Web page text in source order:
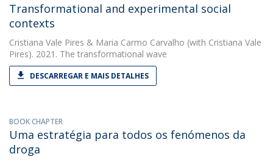
Transformational and experimental social
contexts
Cristiana Vale Pires & Maria Carmo Carvalho (with Cristiana Vale
Pires). 2021. The transformational wave
DESCARREGAR E MAIS DETALHES
BOOK CHAPTER
Uma estratégia para todos os fenómenos da
droga